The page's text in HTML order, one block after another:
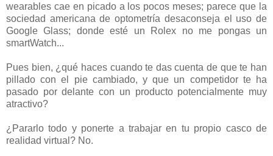
wearables cae en picado a los pocos meses; parece que la
sociedad americana de optometría desaconseja el uso de
Google Glass; donde esté un Rolex no me pongas un
smartWatch...
Pues bien, ¿qué haces cuando te das cuenta de que te han
pillado con el pie cambiado, y que un competidor te ha
pasado por delante con un producto potencialmente muy
atractivo?
¿Pararlo todo y ponerte a trabajar en tu propio casco de
realidad virtual? No.